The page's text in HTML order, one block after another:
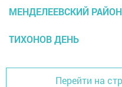
МЕНДЕЛЕЕВСКИЙ РАЙОН
ТИХОНОВ ДЕНЬ
Перейти на